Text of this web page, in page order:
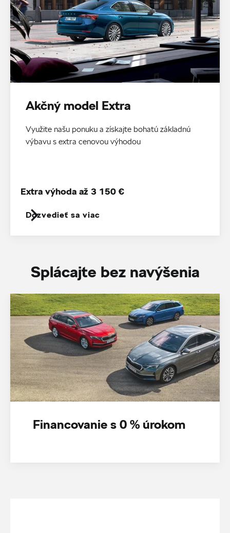
Akčný model Extra
Využite našu ponuku a získajte bohatú základnú
výbavu s extra cenovou výhodou
Dozvedieť sa viac
Extra výhoda až 3 150 €
Splácajte bez navýšenia
Financovanie s 0 % úrokom